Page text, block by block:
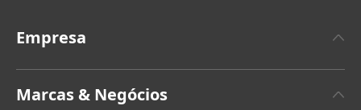
Empresa
Marcas & Negócios